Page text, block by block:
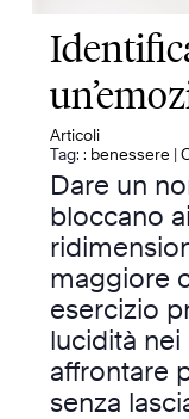
Articoli
Tag: : benessere |
Dare un
bloccano
maggiore
esercizio
lucidità
affrontare
senza